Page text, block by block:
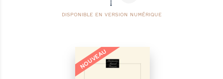
DISPONIBLE EN VERSION NUMÉRIQUE
NOUVEAU